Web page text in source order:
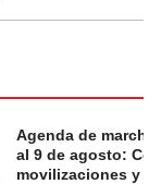
Agenda de
al 9 de agosto:
movilizaciones y